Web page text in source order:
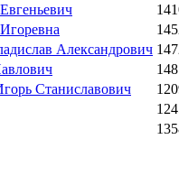
Александрович
Станиславович